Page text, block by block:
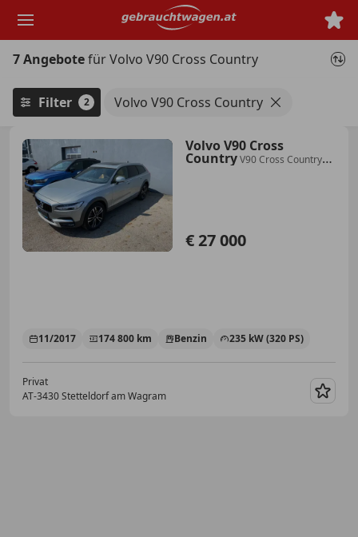
Hauptinhalt
7 Angebotefür Volvo V90 Cross Country
Filter 2 Volvo V90 Cross Country
Volvo V90 Cross
CountryV90 Cross Country
€ 27 000
11/2017 174 800 km Benzin 235 kW (320 PS)
Privat
AT-3430 Stetteldorf am Wagram